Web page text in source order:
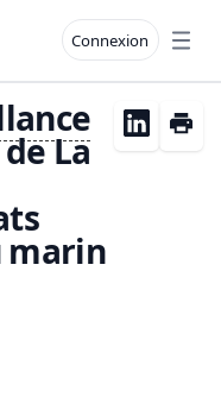
Connexion
La
marin